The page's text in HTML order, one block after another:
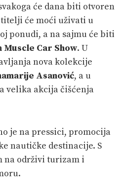
će dana biti otvoren
će moći uživati u
ponudi, a na sajmu će biti
Muscle Car Show. U
nova kolekcije
Asanović, a u
velika akcija čišćenja
je na pressici, promocija
nautičke destinacije. S
na održivi turizam i